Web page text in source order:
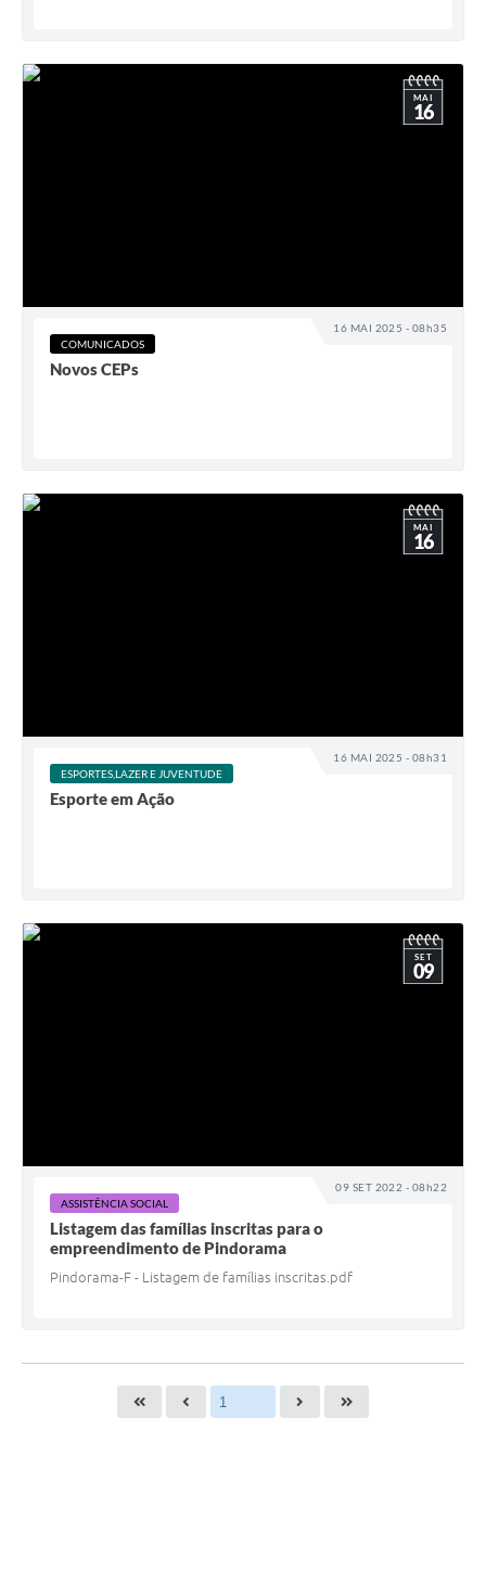
16 MAI 2025 - 08h35
MAI
16
COMUNICADOS
Novos CEPs
16 MAI 2025 - 08h31
MAI
16
ESPORTES,LAZER E JUVENTUDE
Esporte em Ação
09 SET 2022 - 08h22
SET
09
ASSISTÊNCIA SOCIAL
Listagem das famílias inscritas para o
empreendimento de Pindorama
Pindorama-F - Listagem de famílias inscritas.pdf